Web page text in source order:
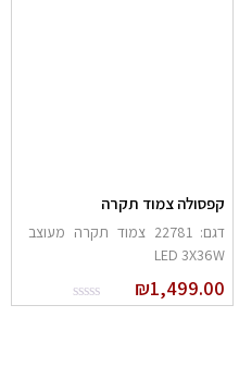
קפסולה צמוד תקרה
דגם: 22781 צמוד תקרה מעוצב
LED 3X36W
₪1,499.00